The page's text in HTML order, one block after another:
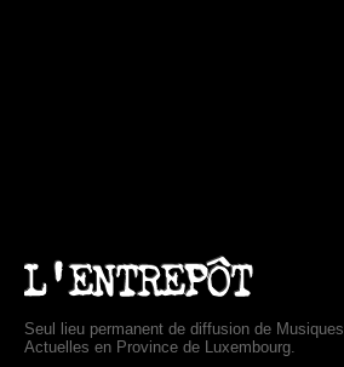
Seul lieu permanent de diffusion de Musiques
Actuelles en Province de Luxembourg.